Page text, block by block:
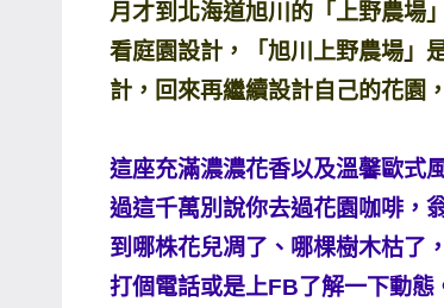
客
及
旅
誌
專
欄、
觀
月才到北海道旭川的「上野農場
看庭園設計，「旭川上野農場」
計，回來再繼續設計自己的花園
這座充滿濃濃花香以及溫馨歐式
過這千萬別說你去過花園咖啡，
到哪株花兒凋了、哪棵樹木枯了
打個電話或是上FB了解一下動態